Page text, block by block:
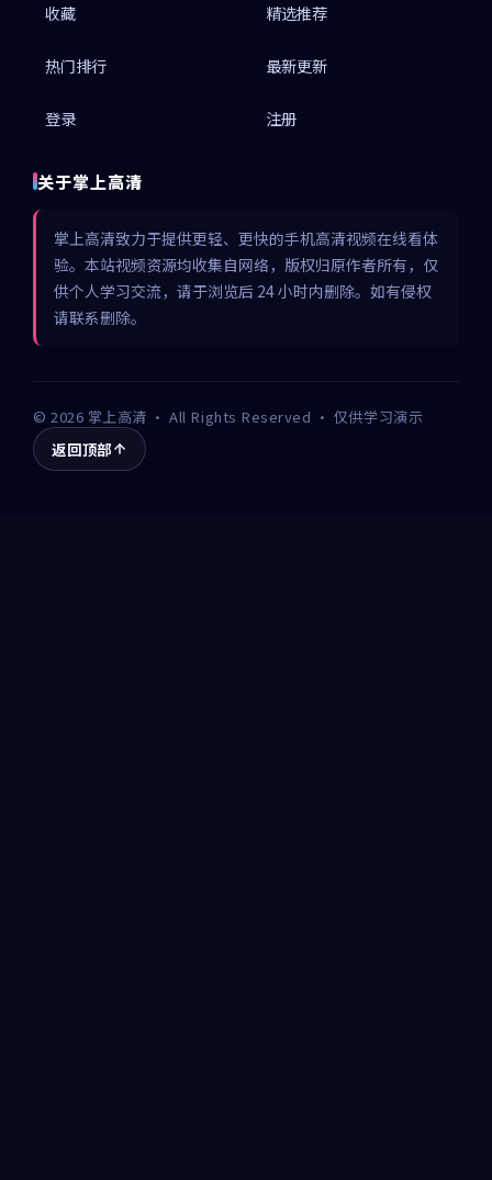
收藏 精选推荐
热门排行 最新更新
登录 注册
关于掌上高清
掌上高清致力于提供更轻、更快的手机高清视频在线看体
验。本站视频资源均收集自网络，版权归原作者所有，仅
供个人学习交流，请于浏览后 24 小时内删除。如有侵权
请联系删除。
©2026 掌上高清 · All Rights Reserved · 仅供学习演示
返回顶部